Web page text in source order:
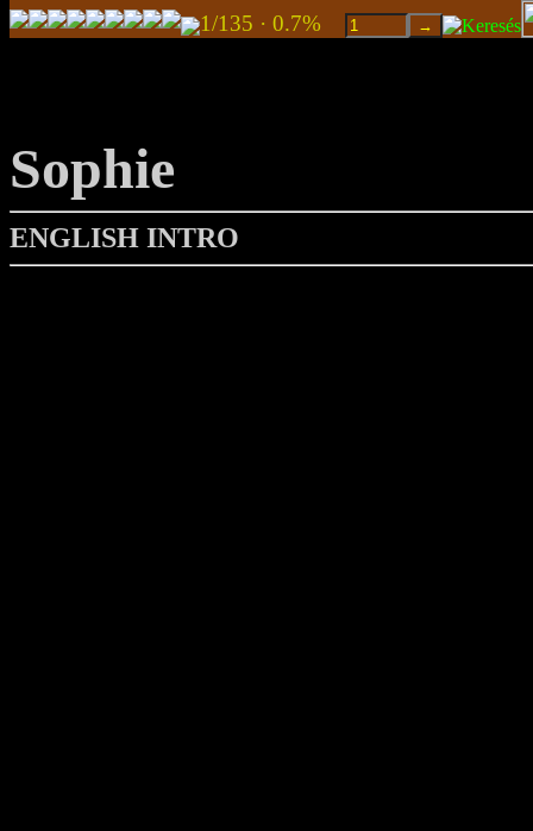
1/135 · 0.7%
Sophie
ENGLISH INTRO